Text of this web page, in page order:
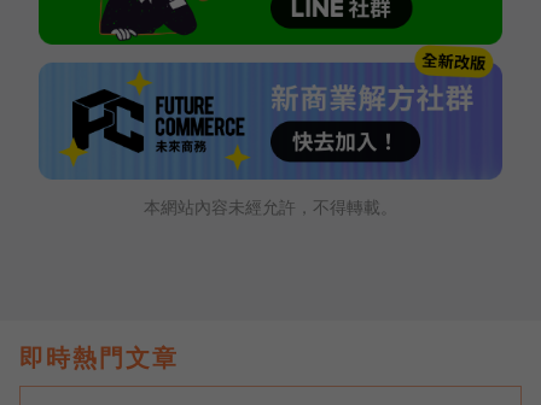
本網站內容未經允許，不得轉載。
即時熱門文章